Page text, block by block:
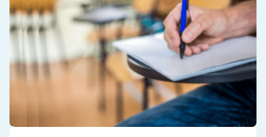
Contact